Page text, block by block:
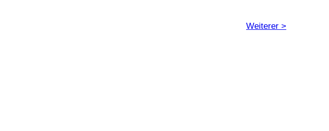
Weiterer >